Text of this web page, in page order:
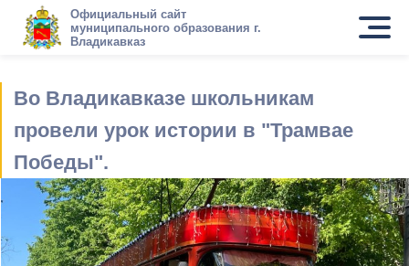
Официальный сайт
муниципального образования г.
Владикавказ
Во Владикавказе школьникам
провели урок истории в "Трамвае
Победы".